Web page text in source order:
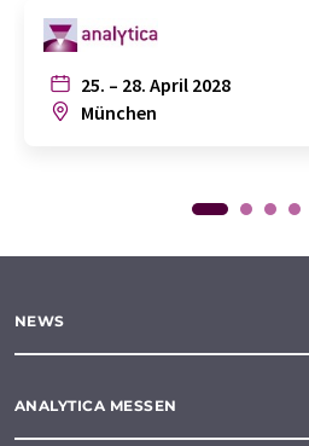
25. – 28. April 2028
München
NEWS
ANALYTICA MESSEN